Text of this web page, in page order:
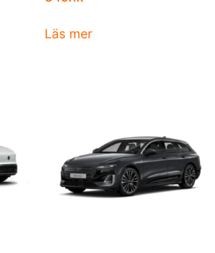
Läs mer